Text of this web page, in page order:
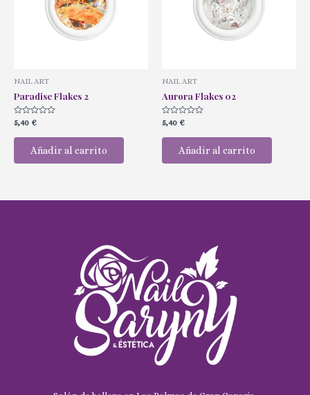
NAIL ART
Paradise Flakes 2
Valorado
con
0
5,40 €
Añadir al carrito
NAIL ART
Aurora Flakes 02
Valorado
con
0
5,40 €
Añadir al carrito